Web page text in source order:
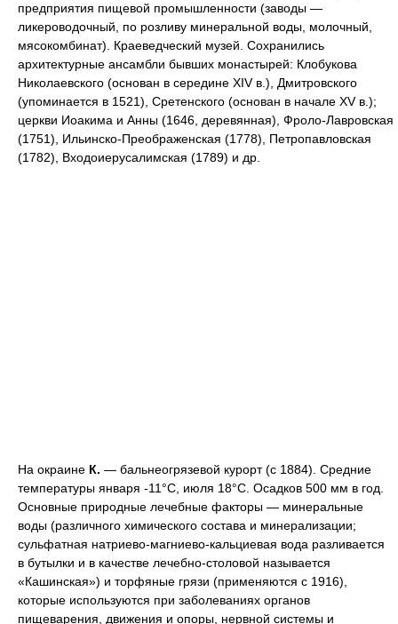
предприятия пищевой промышленности (заводы —
ликероводочный, по розливу минеральной воды, молочный,
мясокомбинат). Краеведческий музей. Сохранились
архитектурные ансамбли бывших монастырей: Клобукова
Николаевского (основан в середине XIV в.), Дмитровского
(упоминается в 1521), Сретенского (основан в начале XV в.);
церкви Иоакима и Анны (1646, деревянная), Фроло-Лавровская
(1751), Ильинско-Преображенская (1778), Петропавловская
(1782), Входоиерусалимская (1789) и др.
На окраине К. — бальнеогрязевой курорт (с 1884). Средние
температуры января -11°С, июля 18°С. Осадков 500 мм в год.
Основные природные лечебные факторы — минеральные
воды (различного химического состава и минерализации;
сульфатная натриево-магниево-кальциевая вода разливается
в бутылки и в качестве лечебно-столовой называется
«Кашинская») и торфяные грязи (применяются с 1916),
которые используются при заболеваниях органов
пищеварения, движения и опоры, нервной системы и